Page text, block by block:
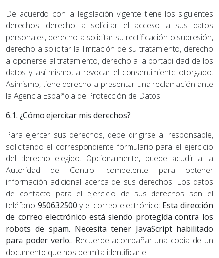
De acuerdo con la legislación vigente tiene los siguientes
derechos: derecho a solicitar el acceso a sus datos
personales, derecho a solicitar su rectificación o supresión,
derecho a solicitar la limitación de su tratamiento, derecho
a oponerse al tratamiento, derecho a la portabilidad de los
datos y así mismo, a revocar el consentimiento otorgado.
Asimismo, tiene derecho a presentar una reclamación ante
la Agencia Española de Protección de Datos.
6.1. ¿Cómo ejercitar mis derechos?
Para ejercer sus derechos, debe dirigirse al responsable,
solicitando el correspondiente formulario para el ejercicio
del derecho elegido. Opcionalmente, puede acudir a la
Autoridad de Control competente para obtener
información adicional acerca de sus derechos. Los datos
de contacto para el ejercicio de sus derechos son el
teléfono 950632500 y el correo electrónico: Esta dirección
de correo electrónico está siendo protegida contra los
robots de spam. Necesita tener JavaScript habilitado
para poder verlo.. Recuerde acompañar una copia de un
documento que nos permita identificarle.